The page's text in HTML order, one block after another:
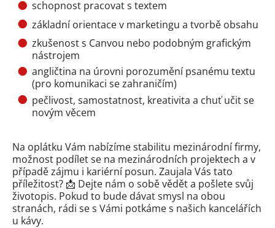
schopnost pracovat s textem
základní orientace v marketingu a tvorbě obsahu
zkušenost s Canvou nebo podobným grafickým
nástrojem
angličtina na úrovni porozumění psanému textu
(pro komunikaci se zahraničím)
pečlivost, samostatnost, kreativita a chuť učit se
novým věcem
Na oplátku Vám nabízíme stabilitu mezinárodní firmy,
možnost podílet se na mezinárodních projektech a v
případě zájmu i kariérní posun. Zaujala Vás tato
příležitost? 📩 Dejte nám o sobě vědět a pošlete svůj
životopis. Pokud to bude dávat smysl na obou
stranách, rádi se s Vámi potkáme s našich kancelářích
u kávy.